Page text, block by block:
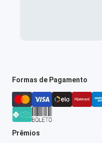
Formas de Pagamento
Prêmios